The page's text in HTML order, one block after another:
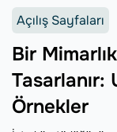
Bir
Tasarlanır:
Örnekler
Açılış Sayfaları